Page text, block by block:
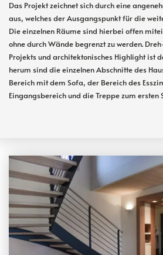
Das Projekt zeichnet sich durch eine
aus, welches der Ausgangspunkt für die
Die einzelnen Räume sind hierbei offen
ohne durch Wände begrenzt zu werden.
Projekts und architektonisches Highlight ist
herum sind die einzelnen Abschnitte des
Bereich mit dem Sofa, der Bereich des
Eingangsbereich und die Treppe zum ersten